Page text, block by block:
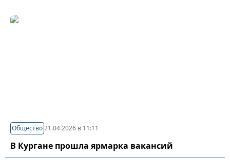
Общество21.04.2026 в 11:11
В Кургане прошла ярмарка вакансий